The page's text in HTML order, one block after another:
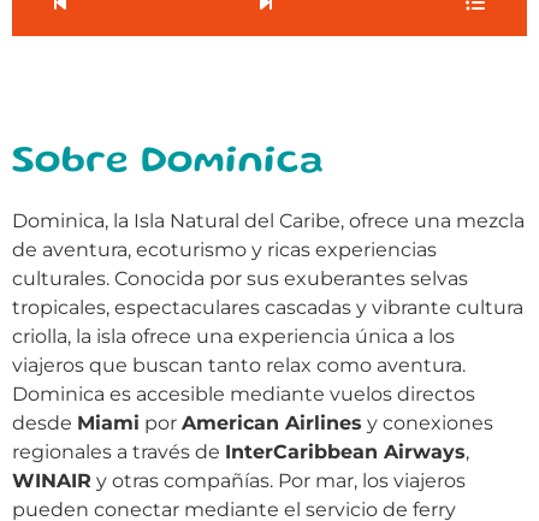
Sobre Dominica
Dominica, la Isla Natural del Caribe, ofrece una mezcla
de aventura, ecoturismo y ricas experiencias
culturales. Conocida por sus exuberantes selvas
tropicales, espectaculares cascadas y vibrante cultura
criolla, la isla ofrece una experiencia única a los
viajeros que buscan tanto relax como aventura.
Dominica es accesible mediante vuelos directos
desde Miami por American Airlines y conexiones
regionales a través de InterCaribbean Airways,
WINAIR y otras compañías. Por mar, los viajeros
pueden conectar mediante el servicio de ferry